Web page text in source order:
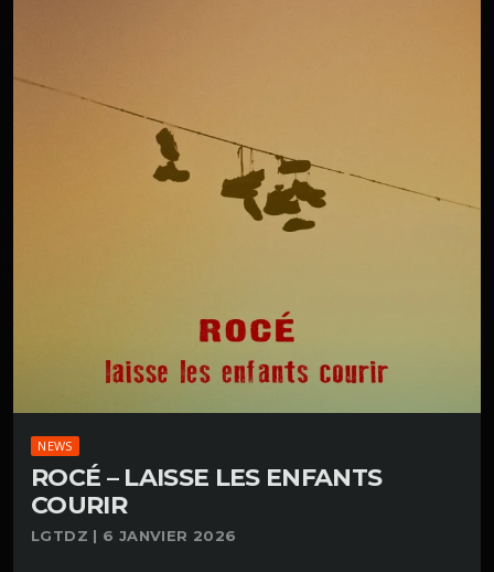
NEWS
ROCÉ – LAISSE LES ENFANTS
COURIR
LGTDZ | 6 JANVIER 2026